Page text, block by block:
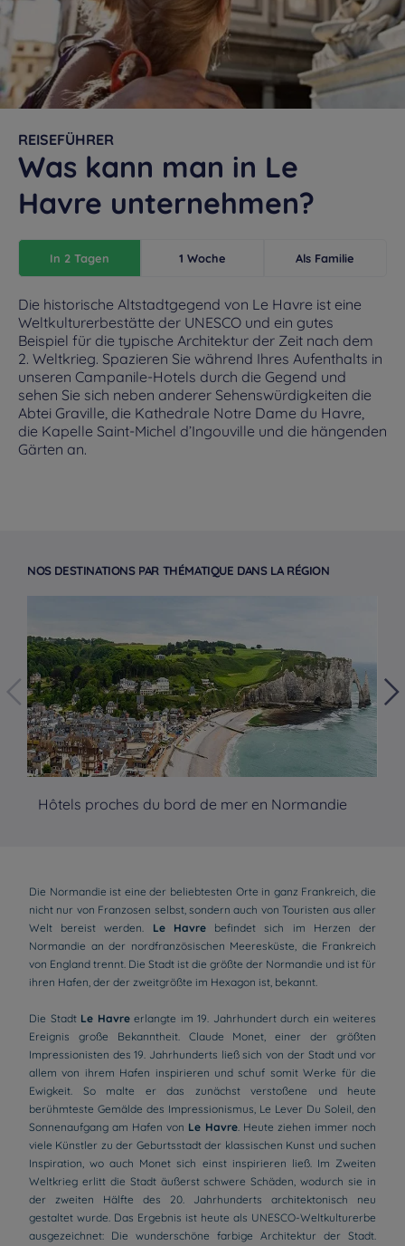
REISEFÜHRER
Was kann man in Le
Havre unternehmen?
In 2 Tagen 1 Woche Als Familie
Die historische Altstadtgegend von Le Havre ist eine
Weltkulturerbestätte der UNESCO und ein gutes
Beispiel für die typische Architektur der Zeit nach dem
2. Weltkrieg. Spazieren Sie während Ihres Aufenthalts in
unseren Campanile-Hotels durch die Gegend und
sehen Sie sich neben anderer Sehenswürdigkeiten die
Abtei Graville, die Kathedrale Notre Dame du Havre,
die Kapelle Saint-Michel d’Ingouville und die hängenden
Gärten an.
NOS DESTINATIONS PAR THÉMATIQUE DANS LA RÉGION
Hôtels proches du bord de mer en Normandie
Die Normandie ist eine der beliebtesten Orte in ganz Frankreich, die
nicht nur von Franzosen selbst, sondern auch von Touristen aus aller
Welt bereist werden. Le Havrebefindet sich im Herzen der
Normandie an der nordfranzösischen Meeresküste, die Frankreich
von England trennt. Die Stadt ist die größte der Normandie und ist für
ihren Hafen, der der zweitgrößte im Hexagon ist, bekannt.
Die Stadt Le Havreerlangte im 19. Jahrhundert durch ein weiteres
Ereignis große Bekanntheit. Claude Monet, einer der größten
Impressionisten des 19. Jahrhunderts ließ sich von der Stadt und vor
allem von ihrem Hafen inspirieren und schuf somit Werke für die
Ewigkeit. So malte er das zunächst verstoßene und heute
berühmteste Gemälde des Impressionismus, Le Lever Du Soleil, den
Sonnenaufgang am Hafen von Le Havre. Heute ziehen immer noch
viele Künstler zu der Geburtsstadt der klassischen Kunst und suchen
Inspiration, wo auch Monet sich einst inspirieren ließ. Im Zweiten
Weltkrieg erlitt die Stadt äußerst schwere Schäden, wodurch sie in
der zweiten Hälfte des 20. Jahrhunderts architektonisch neu
gestaltet wurde. Das Ergebnis ist heute als UNESCO-Weltkulturerbe
ausgezeichnet: Die wunderschöne farbige Architektur der Stadt.